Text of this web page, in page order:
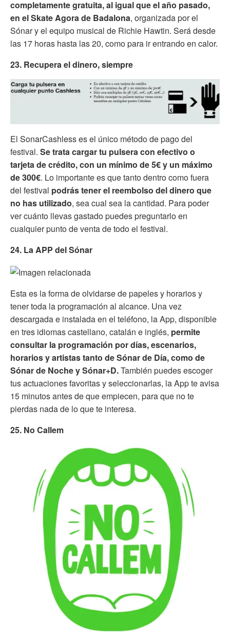
completamente gratuita, al igual que el año pasado,
en el Skate Agora de Badalona, organizada por el
Sónar y el equipo musical de Richie Hawtin. Será desde
las 17 horas hasta las 20, como para ir entrando en calor.
23. Recupera el dinero, siempre
El SonarCashless es el único método de pago del
festival. Se trata cargar tu pulsera con efectivo o
tarjeta de crédito, con un mínimo de 5€ y un máximo
de 300€. Lo importante es que tanto dentro como fuera
del festival podrás tener el reembolso del dinero que
no has utilizado, sea cual sea la cantidad. Para poder
ver cuánto llevas gastado puedes preguntarlo en
cualquier punto de venta de todo el festival.
24. La APP del Sónar
Esta es la forma de olvidarse de papeles y horarios y
tener toda la programación al alcance. Una vez
descargada e instalada en el teléfono, la App, disponible
en tres idiomas castellano, catalán e inglés, permite
consultar la programación por días, escenarios,
horarios y artistas tanto de Sónar de Día, como de
Sónar de Noche y Sónar+D.También puedes escoger
tus actuaciones favoritas y seleccionarlas, la App te avisa
15 minutos antes de que empiecen, para que no te
pierdas nada de lo que te interesa.
25. No Callem